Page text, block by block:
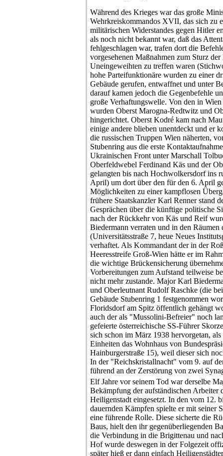
Während des Krieges war das große
Wehrkreiskommandos XVII, das sich zu
militärischen Widerstandes gegen Hitler
als noch nicht bekannt war, daß das
fehlgeschlagen war, trafen dort die
vorgesehenen Maßnahmen zum Sturz
Uneingeweihten zu treffen waren
hohe Parteifunktionäre wurden zu einer
Gebäude gerufen, entwaffnet und unter
darauf kamen jedoch die Gegenbefehle
große Verhaftungswelle. Von den in
wurden Oberst Marogna-Redtwitz und
hingerichtet. Oberst Kodré kam nach
einige andere blieben unentdeckt und er
die russischen Truppen Wien näherten,
Stubenring aus die erste
Ukrainischen Front unter Marschall
Oberfeldwebel Ferdinand Käs und der
gelangten bis nach Hochwolkersdorf ins
April) um dort über den für den 6. April
Möglichkeiten zu einer kampflosen
frühere Staatskanzler Karl Renner stand
Gesprächen über die künftige politische
nach der Rückkehr von Käs und Reif
Biedermann verraten und in den Räumen
(Universitätsstraße 7, heue Neues
verhaftet. Als Kommandant der in der
Heeresstreife Groß-Wien hätte er im
die wichtige Brückensicherung
Vorbereitungen zum Aufstand teilweise
nicht mehr zustande. Major Karl
und Oberleutnant Rudolf Raschke (die
Gebäude Stubenring 1 festgenommen
Floridsdorf am Spitz öffentlich gehängt
auch der als "Mussolini-Befreier" noch
gefeierte österreichische SS-Führer
sich schon im März 1938 hervorgetan,
Einheiten das Wohnhaus von
Hainburgerstraße 15), weil dieser sich
In der "Reichskristallnacht" vom 9. auf
führend an der Zerstörung von zwei
Elf Jahre vor seinem Tod war derselbe
Bekämpfung der aufständischen
Heiligenstadt eingesetzt. In den vom 12.
dauernden Kämpfen spielte er mit seiner
eine führende Rolle. Diese sicherte die
Baus, hielt den ihr gegenüberliegenden
die Verbindung in die Brigittenau und
Hof wurde deswegen in der Folgezeit
später hieß er dann einfach